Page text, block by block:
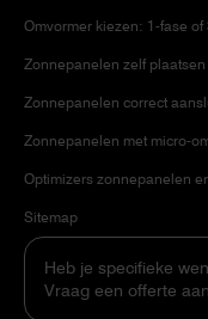
Omvormer kiezen: 1-fase of
Zonnepanelen zelf plaatsen
Zonnepanelen correct
Zonnepanelen met micro-
Optimizers zonnepanelen
Sitemap
Heb je specifieke
Vraag een offerte aan